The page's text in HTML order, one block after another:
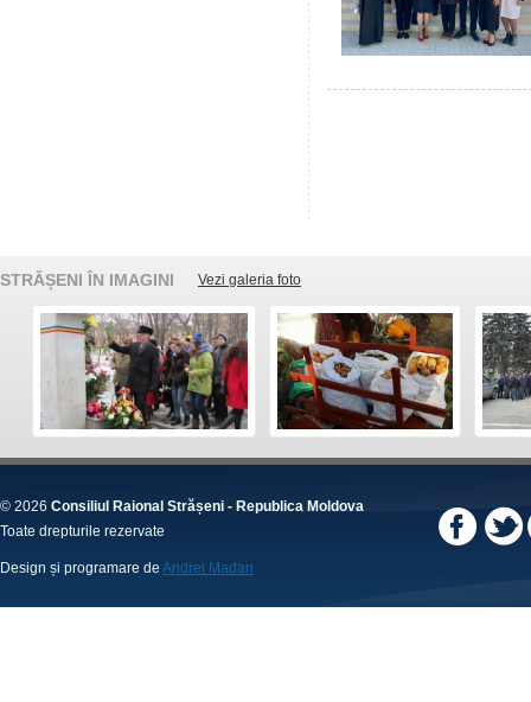
STRĂȘENI ÎN IMAGINI Vezi galeria foto
© 2026 Consiliul Raional Strășeni - Republica Moldova
Toate drepturile rezervate
Design și programare de Andrei Madan